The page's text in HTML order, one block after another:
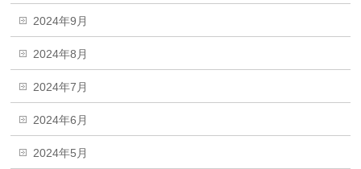
2024年9月
2024年8月
2024年7月
2024年6月
2024年5月